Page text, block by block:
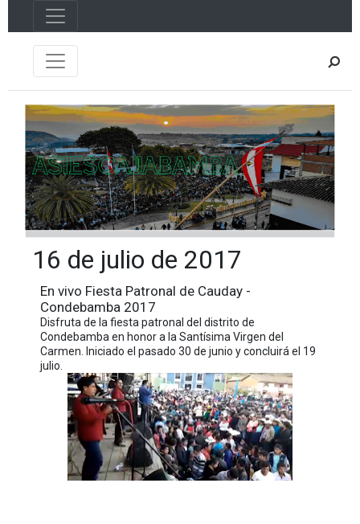
16 de julio de 2017
En vivo Fiesta Patronal de Cauday -
Condebamba 2017
Disfruta de la fiesta patronal del distrito de
Condebamba en honor a la Santísima Virgen del
Carmen. Iniciado el pasado 30 de junio y concluirá el 19
julio.